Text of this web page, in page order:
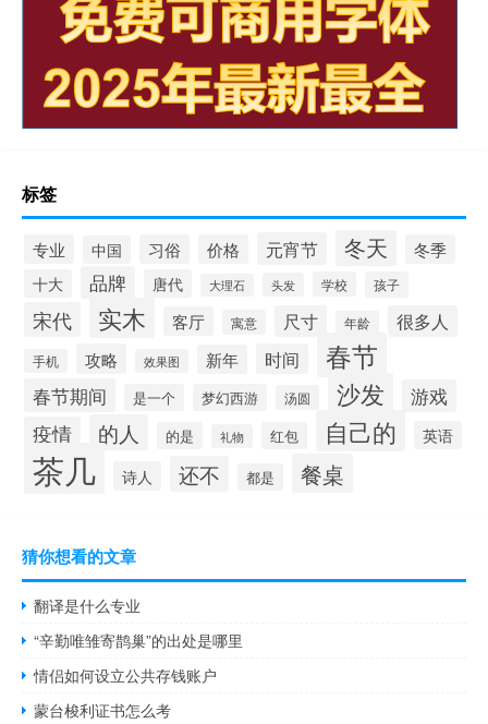
标签
专业 中国 习俗 价格 元宵节 冬天 冬季
十大 品牌 唐代 大理石 头发 学校 孩子
宋代 实木 客厅 寓意 尺寸 年龄 很多人
手机 攻略 效果图 新年 时间 春节
春节期间 是一个 梦幻西游 汤圆 沙发 游戏
疫情 的人 的是 礼物 红包 自己的 英语
茶几 诗人 还不 都是 餐桌
猜你想看的文章
翻译是什么专业
“辛勤唯雏寄鹊巢”的出处是哪里
情侣如何设立公共存钱账户
蒙台梭利证书怎么考